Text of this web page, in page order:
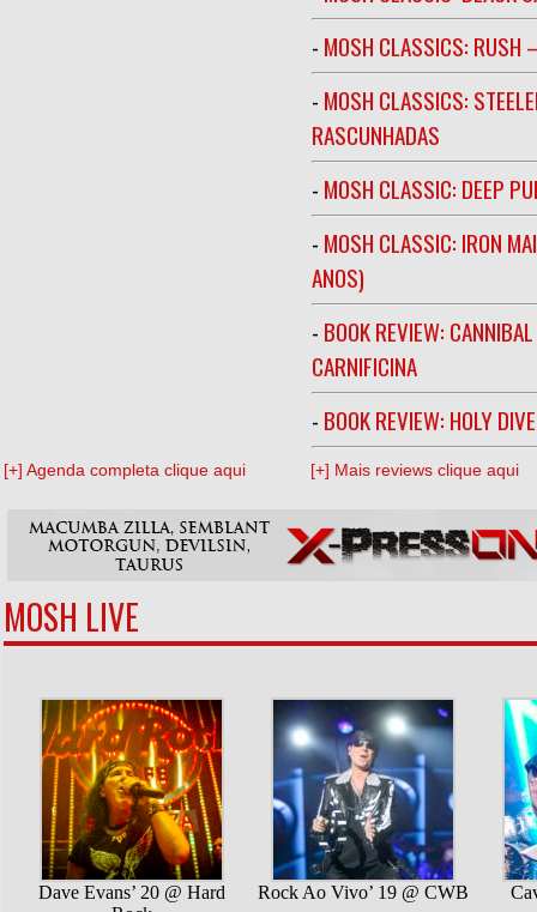
- MOSH CLASSICS: RUSH
- MOSH CLASSICS:
RASCUNHADAS
- MOSH CLASSIC: DEEP
- MOSH CLASSIC: IRON
ANOS)
- BOOK REVIEW:
CARNIFICINA
- BOOK REVIEW: HOLY
[+] Agenda completa clique aqui [+] Mais reviews clique aqui
MOSH LIVE